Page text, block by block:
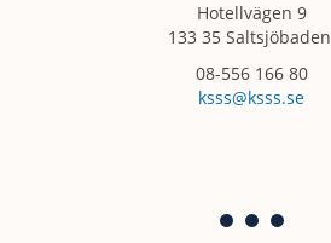
Hotellvägen 9
133 35 Saltsjöbaden
08-556 166 80
ksss@ksss.se